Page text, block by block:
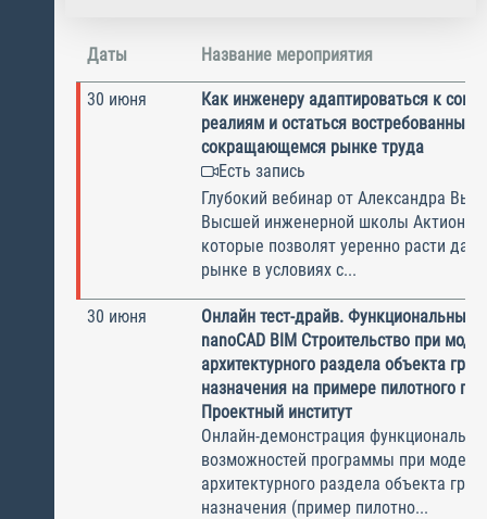
Даты Название мероприятия
30 июня
Как инженеру адаптироваться к
реалиям и остаться востребованным
сокращающемся рынке труда
Есть запись
Глубокий вебинар от Александра
Высшей инженерной школы Актион о
которые позволят уеренно расти
рынке в условиях с...
30 июня
Онлайн тест-драйв. Функциональные
nanoCAD BIM Строительство при
архитектурного раздела объекта
назначения на примере пилотного
Проектный институт
Онлайн-демонстрация
возможностей программы при
архитектурного раздела объекта
назначения (пример пилотно...